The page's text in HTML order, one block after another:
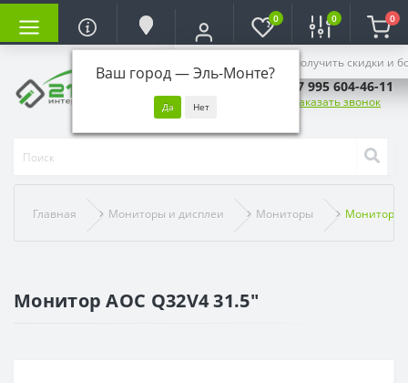
Ваш город —Эль-Монте?
Войдите, чтобы получить скидки и
0 0 0
+7 995 604-46-11
Заказать звонок
Главная Мониторы и дисплеи Мониторы Монитор
Монитор AOC Q32V4 31.5"